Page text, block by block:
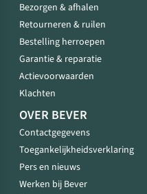
Bezorgen & afhalen
Retourneren & ruilen
Bestelling herroepen
Garantie & reparatie
Actievoorwaarden
Klachten
OVER BEVER
Contactgegevens
Toegankelijkheidsverklaring
Pers en nieuws
Werken bij Bever